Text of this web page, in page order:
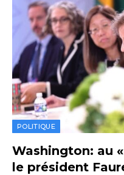
POLITIQUE
Washington: au
le président